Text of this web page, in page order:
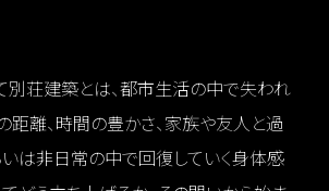
別荘建築とは、都市生活の中で失われ
距離、時間の豊かさ、家族や友人と過
いは非日常の中で回復していく身体感